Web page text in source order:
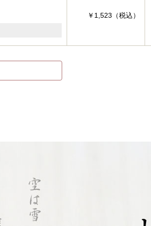
￥1,523（税込）